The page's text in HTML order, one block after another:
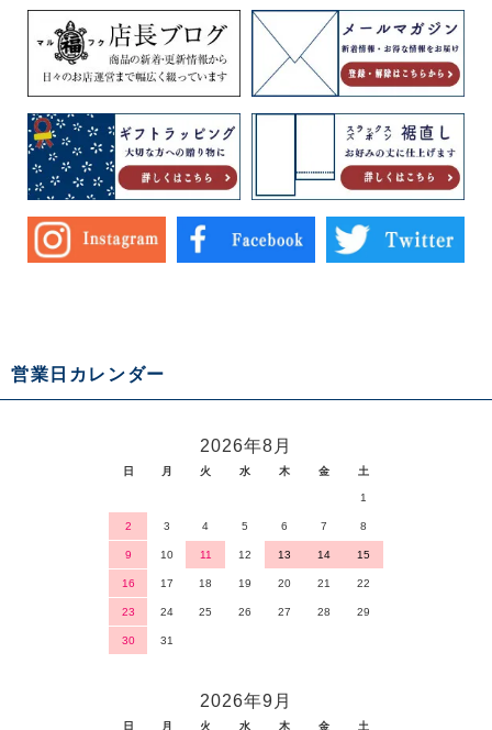
営業日カレンダー
2026年8月
日 月 火 水 木 金 土
1
2 3 4 5 6 7 8
9 10 11 12 13 14 15
16 17 18 19 20 21 22
23 24 25 26 27 28 29
30 31
2026年9月
日 月 火 水 木 金 土